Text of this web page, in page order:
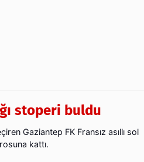
stoperi buldu
Gaziantep FK Fransız asıllı sol
kattı.